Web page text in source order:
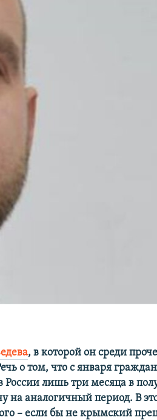
, в которой он среди
о том, что с января
лишь три месяца в
на аналогичный период. В
– если бы не крымский